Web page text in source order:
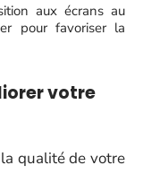
aux écrans au
pour favoriser la
votre
qualité de votre